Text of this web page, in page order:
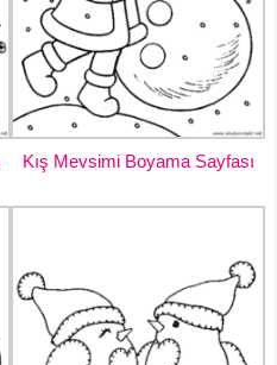
Kış Mevsimi Boyama Sayfası